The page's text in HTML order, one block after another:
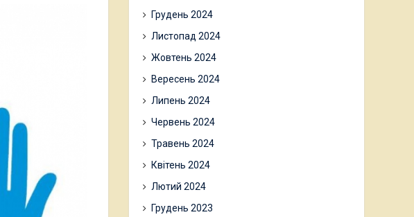
Грудень 2024
Листопад 2024
Жовтень 2024
Вересень 2024
Липень 2024
Червень 2024
Травень 2024
Квітень 2024
Лютий 2024
Грудень 2023